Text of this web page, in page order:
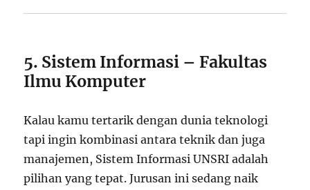
5. Sistem Informasi – Fakultas
Ilmu Komputer
Kalau kamu tertarik dengan dunia teknologi
tapi ingin kombinasi antara teknik dan juga
manajemen, Sistem Informasi UNSRI adalah
pilihan yang tepat. Jurusan ini sedang naik